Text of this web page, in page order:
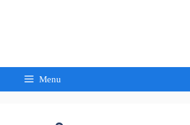
Menu